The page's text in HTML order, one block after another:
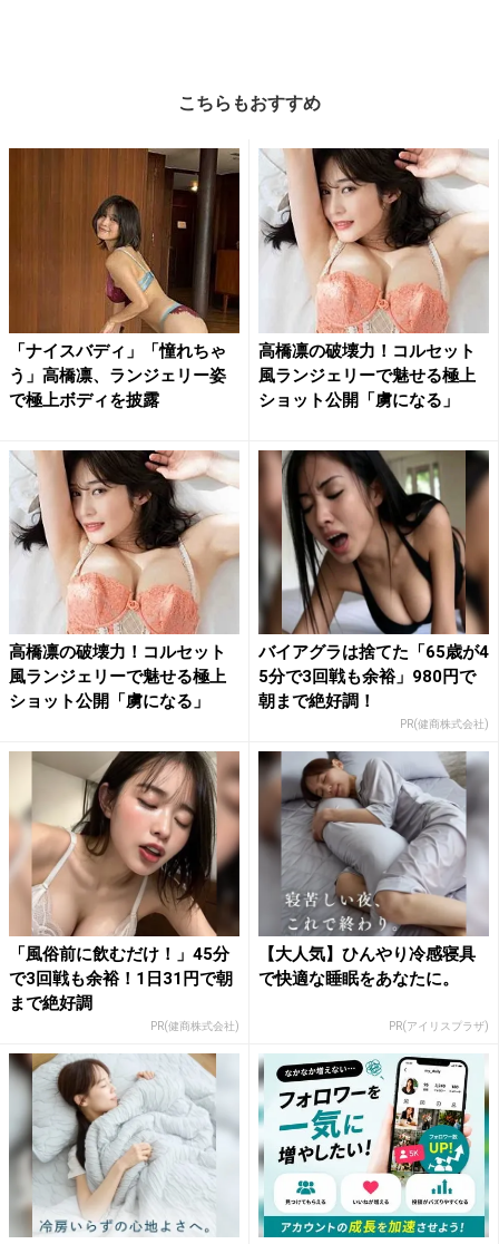
こちらもおすすめ
「ナイスバディ」「憧れちゃ
う」高橋凛、ランジェリー姿
で極上ボディを披露
高橋凛の破壊力！コルセット
風ランジェリーで魅せる極上
ショット公開「虜になる」
高橋凛の破壊力！コルセット
風ランジェリーで魅せる極上
ショット公開「虜になる」
バイアグラは捨てた「65歳が4
5分で3回戦も余裕」980円で
朝まで絶好調！
PR(健商株式会社)
「風俗前に飲むだけ！」45分
で3回戦も余裕！1日31円で朝
まで絶好調
PR(健商株式会社)
【大人気】ひんやり冷感寝具
で快適な睡眠をあなたに。
PR(アイリスプラザ)